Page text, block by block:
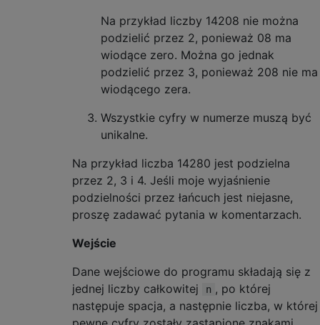
Na przykład liczby 14208 nie można
podzielić przez 2, ponieważ 08 ma
wiodące zero. Można go jednak
podzielić przez 3, ponieważ 208 nie ma
wiodącego zera.
Wszystkie cyfry w numerze muszą być
unikalne.
Na przykład liczba 14280 jest podzielna
przez 2, 3 i 4. Jeśli moje wyjaśnienie
podzielności przez łańcuch jest niejasne,
proszę zadawać pytania w komentarzach.
Wejście
Dane wejściowe do programu składają się z
jednej liczby całkowitej
n , po której
następuje spacja, a następnie liczba, w której